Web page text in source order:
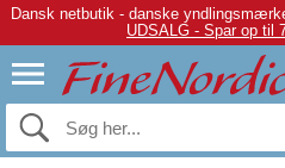
Dansk netbutik - danske
UDSALG - Spar op til